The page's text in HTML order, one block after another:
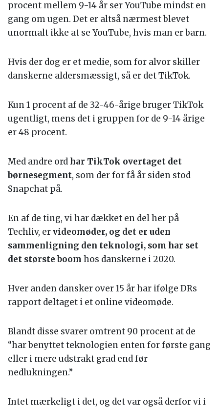
procent mellem 9-14 år ser YouTube mindst en
gang om ugen. Det er altså nærmest blevet
unormalt ikke at se YouTube, hvis man er barn.
Hvis der dog er et medie, som for alvor skiller
danskerne aldersmæssigt, så er det TikTok.
Kun 1 procent af de 32-46-årige bruger TikTok
ugentligt, mens det i gruppen for de 9-14 årige
er 48 procent.
Med andre ordhar TikTok overtaget det
børnesegment, som der for få år siden stod
Snapchat på.
En af de ting, vi har dækket en del her på
Techliv, ervideomøder, og det er uden
sammenligning den teknologi, som har set
det største boom hos danskerne i 2020.
Hver anden dansker over 15 år har ifølge DRs
rapport deltaget i et online videomøde.
Blandt disse svarer omtrent 90 procent at de
“har benyttet teknologien enten for første gang
eller i mere udstrakt grad end før
nedlukningen.”
Intet mærkeligt i det, og det var også derfor vi i